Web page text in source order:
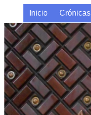
Inicio Crónicas